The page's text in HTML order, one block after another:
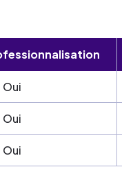
Oui
Oui
Oui